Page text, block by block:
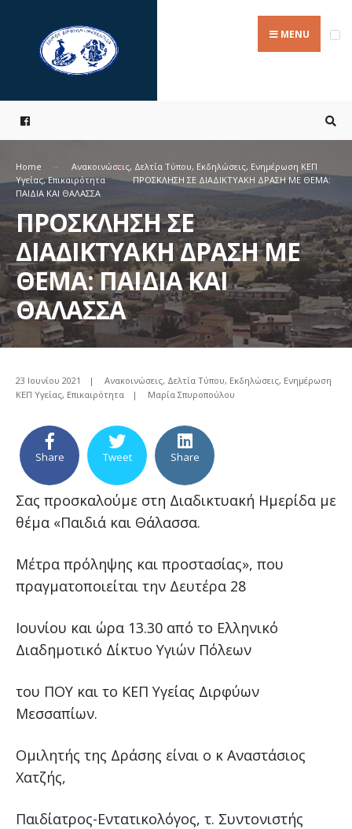
content
MENU
Home Ανακοινώσεις, Δελτία Τύπου, Εκδηλώσεις, Ενημέρωση ΚΕΠ
Υγείας,Επικαιρότητα
ΠΡΟΣΚΛΗΣΗ ΣΕ ΔΙΑΔΙΚΤΥΑΚΗ ΔΡΑΣΗ ΜΕ ΘΕΜΑ:
ΠΑΙΔΙΑ ΚΑΙ ΘΑΛΑΣΣΑ
ΠΡΟΣΚΛΗΣΗ ΣΕ
ΔΙΑΔΙΚΤΥΑΚΗ ΔΡΑΣΗ ΜΕ
ΘΕΜΑ: ΠΑΙΔΙΑ ΚΑΙ
ΘΑΛΑΣΣΑ
23 Ιουνίου 2021 | Ανακοινώσεις, Δελτία Τύπου, Εκδηλώσεις, Ενημέρωση
ΚΕΠ Υγείας, Επικαιρότητα | Μαρία Σπυροπούλου
Share Tweet Share
Σας προσκαλούμε στη Διαδικτυακή Ημερίδα με
θέμα «Παιδιά και Θάλασσα.
Μέτρα πρόληψης και προστασίας», που
πραγματοποιείται την Δευτέρα 28
Ιουνίου και ώρα 13.30 από το Ελληνικό
Διαδημοτικό Δίκτυο Υγιών Πόλεων
του ΠΟΥ και τo ΚΕΠ Υγείας Διρφύων
Μεσσαπίων.
Ομιλητής της Δράσης είναι ο κ Αναστάσιος
Χατζής,
Παιδίατρος-Εντατικολόγος, τ. Συντονιστής
for: